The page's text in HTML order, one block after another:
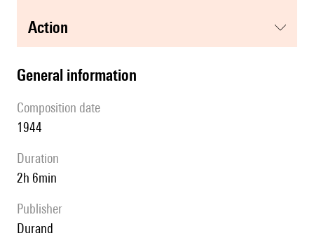
action
general information
composition date
1944
duration
2h 6min
publisher
Durand